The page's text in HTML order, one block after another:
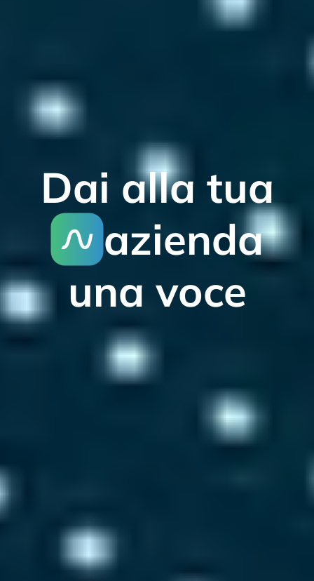
Dai alla tua
azienda
una voce